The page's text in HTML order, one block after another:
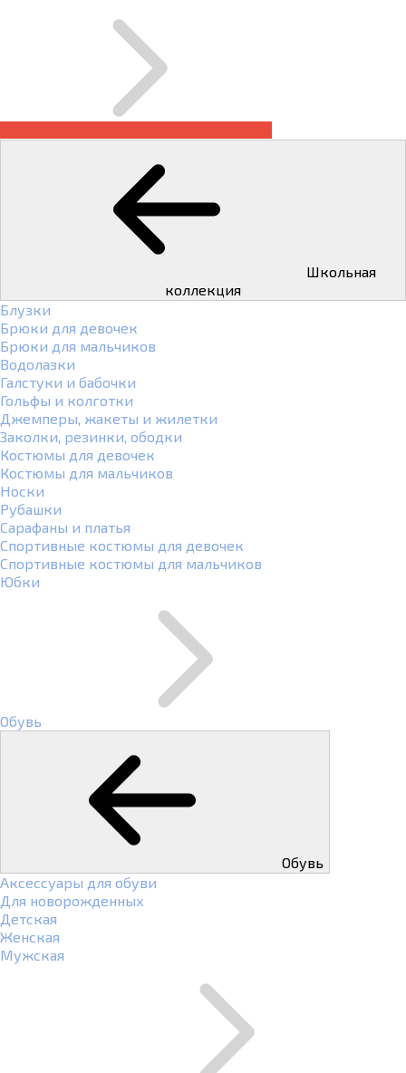
коллекция
Блузки
Брюки для девочек
Брюки для мальчиков
Водолазки
Галстуки и бабочки
Гольфы и колготки
Джемперы, жакеты и жилетки
Заколки, резинки, ободки
Костюмы для девочек
Костюмы для мальчиков
Носки
Рубашки
Сарафаны и платья
Спортивные костюмы для девочек
Спортивные костюмы для мальчиков
Юбки
Обувь
Обувь
Аксессуары для обуви
Для новорожденных
Детская
Женская
Мужская